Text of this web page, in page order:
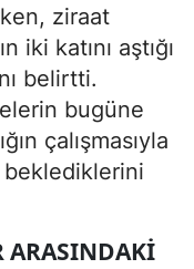
ziraat
iki katını aştığı
belirtti.
bugüne
çalışmasıyla
ARASINDAKI